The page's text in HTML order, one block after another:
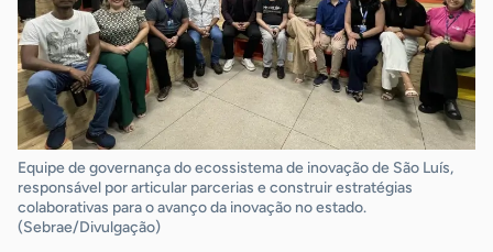
Equipe de governança do ecossistema de inovação de São Luís,
responsável por articular parcerias e construir estratégias
colaborativas para o avanço da inovação no estado.
(Sebrae/Divulgação)